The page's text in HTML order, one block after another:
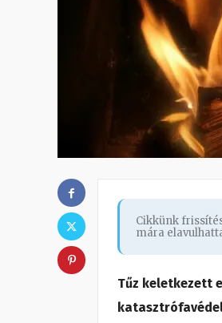
Cikkünk
mára
Tűz keletkezett